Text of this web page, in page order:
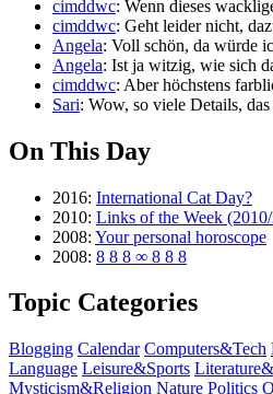
cimddwc: Wenn dieses
cimddwc: Geht leider nicht,
Angela: Voll schön, da würde
Angela: Ist ja witzig, wie sich
cimddwc: Aber höchstens
Sari: Wow, so viele Details,
On This Day
2016: International Cat Day?
2010: Links of the Week
2008: Your personal horoscope
2008: 8 8 8 ∞ 8 8 8
Topic Categories
Blogging Calendar Computers&Tech
Language Leisure&Sports
Mysticism&Religion Nature Politics